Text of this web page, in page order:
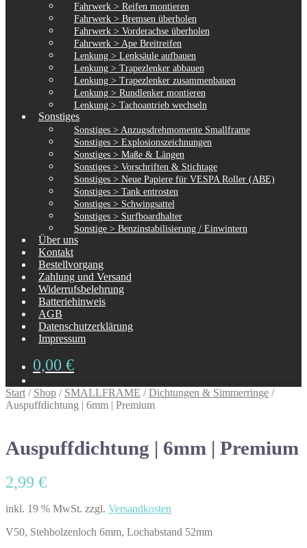
Fahrwerk > Reifen montieren
Fahrwerk > Bremsen überholen
Fahrwerk > Vorderachse überholen
Fahrwerk > Ape Breitreifen
Lenkung > Lenksäule aufbauen
Lenkung > Trapezlenker abbauen
Lenkung > Trapezlenker zusammenbauen
Lenkung > Rundlenker montieren
Lenkung > Tachoantrieb wechseln
Sonstiges
Sonstiges > Anzugsdrehmomente Smallframe
Sonstiges > Explosionszeichnungen
Sonstiges > Maße & Längen
Sonstiges > Vorschriften & Stichtage
Sonstiges > Neue Papiere für VESPA Roller (ABE)
Sonstiges > Tank entrosten
Sonstiges > Schwingsattel
Sonstiges > Surfboardhalter
Sonstige > Benzinstabilisierung / Einwintern
Über uns
Kontakt
Bestellvorgang
Zahlung und Versand
Widerrufsbelehrung
Batteriehinweis
AGB
Datenschutzerklärung
Impressum
0,00 €
Start / Shop / SMALLFRAME /Dichtungen & Simmerringe /
Auspuffdichtung | 6mm | Premium
Auspuffdichtung | 6mm | Premium
2,99 €
inkl. 19 % MwSt. zzgl. Versandkosten
V50, Stehbolzenloch 6mm, Lochabstand 52mm